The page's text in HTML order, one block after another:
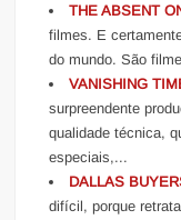
THE ABSENT
filmes. E
do mundo. São
VANISHING
surpreendente
qualidade técnica,
especiais,...
DALLAS
difícil, porque